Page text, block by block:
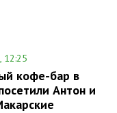
12:25
кофе-бар в
Антон и